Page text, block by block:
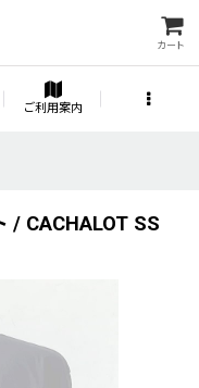
カート
ご利用案内
/ CACHALOT SS